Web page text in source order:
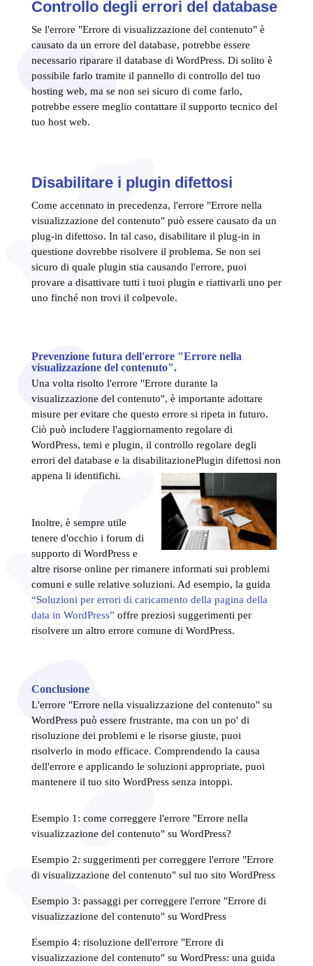
Controllo degli errori del database
Se l'errore "Errore di visualizzazione del contenuto" è
causato da un errore del database, potrebbe essere
necessario riparare il database di WordPress. Di solito è
possibile farlo tramite il pannello di controllo del tuo
hosting web, ma se non sei sicuro di come farlo,
potrebbe essere meglio contattare il supporto tecnico del
tuo host web.
Disabilitare i plugin difettosi
Come accennato in precedenza, l'errore "Errore nella
visualizzazione del contenuto" può essere causato da un
plug-in difettoso. In tal caso, disabilitare il plug-in in
questione dovrebbe risolvere il problema. Se non sei
sicuro di quale plugin stia causando l'errore, puoi
provare a disattivare tutti i tuoi plugin e riattivarli uno per
uno finché non trovi il colpevole.
Prevenzione futura dell'errore "Errore nella
visualizzazione del contenuto".
Una volta risolto l'errore "Errore durante la
visualizzazione del contenuto", è importante adottare
misure per evitare che questo errore si ripeta in futuro.
Ciò può includere l'aggiornamento regolare di
WordPress, temi e plugin, il controllo regolare degli
errori del database e la disabilitazionePlugin difettosi non
appena li identifichi.
Inoltre, è sempre utile
tenere d'occhio i forum di
supporto di WordPress e
altre risorse online per rimanere informati sui problemi
comuni e sulle relative soluzioni. Ad esempio, la guida
“Soluzioni per errori di caricamento della pagina della
data in WordPress” offre preziosi suggerimenti per
risolvere un altro errore comune di WordPress.
Conclusione
L'errore "Errore nella visualizzazione del contenuto" su
WordPress può essere frustrante, ma con un po' di
risoluzione dei problemi e le risorse giuste, puoi
risolverlo in modo efficace. Comprendendo la causa
dell'errore e applicando le soluzioni appropriate, puoi
mantenere il tuo sito WordPress senza intoppi.
Esempio 1: come correggere l'errore "Errore nella
visualizzazione del contenuto" su WordPress?
Esempio 2: suggerimenti per correggere l'errore "Errore
di visualizzazione del contenuto" sul tuo sito WordPress
Esempio 3: passaggi per correggere l'errore "Errore di
visualizzazione del contenuto" su WordPress
Esempio 4: risoluzione dell'errore "Errore di
visualizzazione del contenuto" su WordPress: una guida